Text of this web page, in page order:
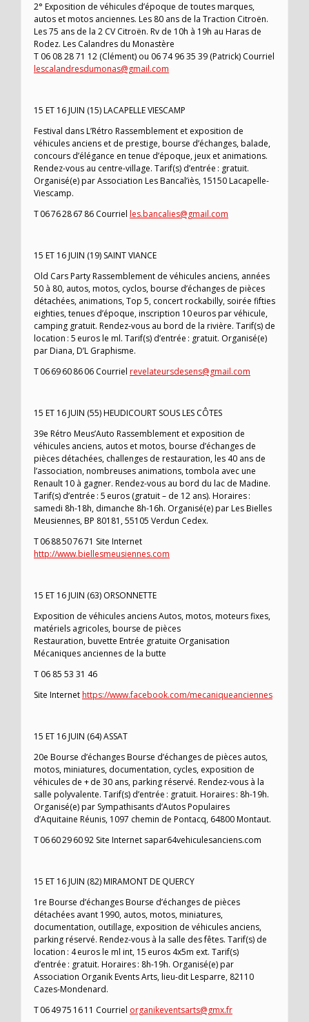
2° Exposition de véhicules d’époque de toutes marques,
autos et motos anciennes. Les 80 ans de la Traction Citroën.
Les 75 ans de la 2 CV Citroën. Rv de 10h à 19h au Haras de
Rodez. Les Calandres du Monastère
T 06 08 28 71 12 (Clément) ou 06 74 96 35 39 (Patrick) Courriel
lescalandresdumonas@gmail.com
15 ET 16 JUIN (15) LACAPELLE VIESCAMP
Festival dans L’Rétro Rassemblement et exposition de
véhicules anciens et de prestige, bourse d’échanges, balade,
concours d’élégance en tenue d’époque, jeux et animations.
Rendez-vous au centre-village. Tarif(s) d’entrée : gratuit.
Organisé(e) par Association Les Bancal’iès, 15150 Lacapelle-
Viescamp.
T 06 76 28 67 86 Courriel les.bancalies@gmail.com
15 ET 16 JUIN (19) SAINT VIANCE
Old Cars Party Rassemblement de véhicules anciens, années
50 à 80, autos, motos, cyclos, bourse d’échanges de pièces
détachées, animations, Top 5, concert rockabilly, soirée fifties
eighties, tenues d’époque, inscription 10 euros par véhicule,
camping gratuit. Rendez-vous au bord de la rivière. Tarif(s) de
location : 5 euros le ml. Tarif(s) d’entrée : gratuit. Organisé(e)
par Diana, D’L Graphisme.
T 06 69 60 86 06 Courriel revelateursdesens@gmail.com
15 ET 16 JUIN (55) HEUDICOURT SOUS LES CÔTES
39e Rétro Meus’Auto Rassemblement et exposition de
véhicules anciens, autos et motos, bourse d’échanges de
pièces détachées, challenges de restauration, les 40 ans de
l’association, nombreuses animations, tombola avec une
Renault 10 à gagner. Rendez-vous au bord du lac de Madine.
Tarif(s) d’entrée : 5 euros (gratuit – de 12 ans). Horaires :
samedi 8h-18h, dimanche 8h-16h. Organisé(e) par Les Bielles
Meusiennes, BP 80181, 55105 Verdun Cedex.
T 06 88 50 76 71 Site Internet
http://www.biellesmeusiennes.com
15 ET 16 JUIN (63) ORSONNETTE
Exposition de véhicules anciens Autos, motos, moteurs fixes,
matériels agricoles, bourse de pièces
Restauration, buvette Entrée gratuite Organisation
Mécaniques anciennes de la butte
T 06 85 53 31 46
Site Internethttps://www.facebook.com/mecaniqueanciennes
15 ET 16 JUIN (64) ASSAT
20e Bourse d’échanges Bourse d’échanges de pièces autos,
motos, miniatures, documentation, cycles, exposition de
véhicules de + de 30 ans, parking réservé. Rendez-vous à la
salle polyvalente. Tarif(s) d’entrée : gratuit. Horaires : 8h-19h.
Organisé(e) par Sympathisants d’Autos Populaires
d’Aquitaine Réunis, 1097 chemin de Pontacq, 64800 Montaut.
T 06 60 29 60 92 Site Internet sapar64vehiculesanciens.com
15 ET 16 JUIN (82) MIRAMONT DE QUERCY
1re Bourse d’échanges Bourse d’échanges de pièces
détachées avant 1990, autos, motos, miniatures,
documentation, outillage, exposition de véhicules anciens,
parking réservé. Rendez-vous à la salle des fêtes. Tarif(s) de
location : 4 euros le ml int, 15 euros 4x5m ext. Tarif(s)
d’entrée : gratuit. Horaires : 8h-19h. Organisé(e) par
Association Organik Events Arts, lieu-dit Lesparre, 82110
Cazes-Mondenard.
T 06 49 75 16 11 Courriel organikeventsarts@gmx.fr